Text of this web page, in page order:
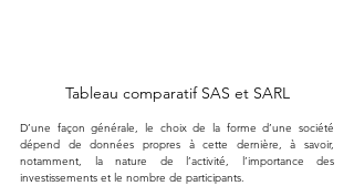
Tableau comparatif SAS et SARL
D’une façon générale, le choix de la forme d’une société
dépend de données propres à cette dernière, à savoir,
notamment, la nature de l’activité, l’importance des
investissements et le nombre de participants.